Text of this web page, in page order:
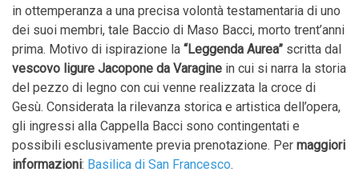
in ottemperanza a una precisa volontà testamentaria di uno
dei suoi membri, tale Baccio di Maso Bacci, morto trent’anni
prima. Motivo di ispirazione la “Leggenda Aurea” scritta dal
vescovo ligure Jacopone da Varagine in cui si narra la storia
del pezzo di legno con cui venne realizzata la croce di
Gesù. Considerata la rilevanza storica e artistica dell’opera,
gli ingressi alla Cappella Bacci sono contingentati e
possibili esclusivamente previa prenotazione. Per maggiori
informazioni: Basilica di San Francesco.